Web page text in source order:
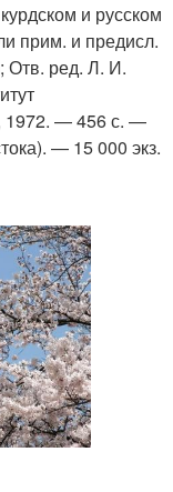
и русском
прим. и предисл.
ред. Л. И.
1972. — 456 с. —
— 15 000 экз.